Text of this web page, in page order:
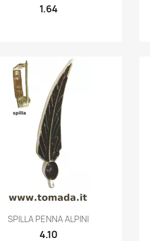
1.64
Quick view
SPILLA PENNA ALPINI
4.10